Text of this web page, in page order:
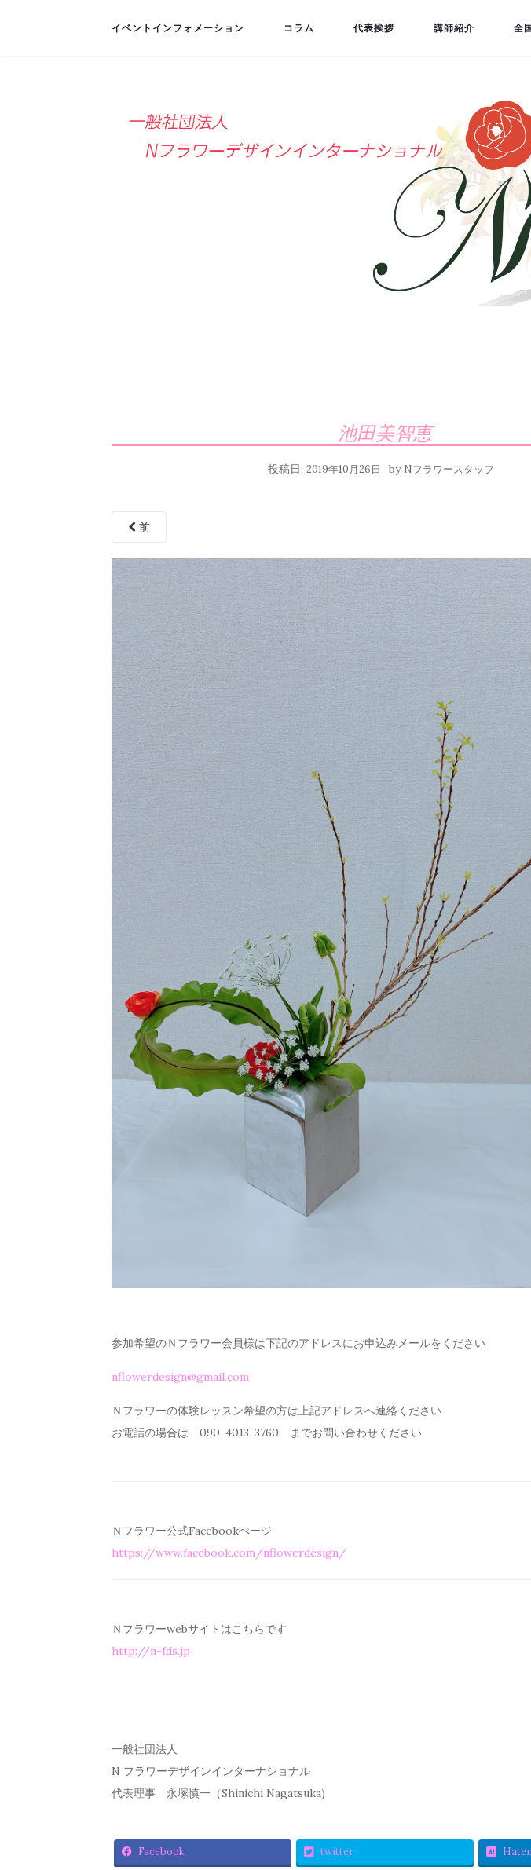
イベントインフォメーション コラム 代表挨拶 講師紹介 全
池田美智恵
投稿日:2019年10月26日 by Nフラワースタッフ
前
参加希望のＮフラワー会員様は下記のアドレスにお申込みメールを ください
nflowerdesign@gmail.com
Ｎフラワーの体験レッスン希望の方は上記アドレスへ連絡ください
お電話の場合は 090-4013-3760 までお問い合わせください
Ｎフラワー公式Facebookぺージ
https://www.facebook.com/nflowerdesign/
Ｎフラワーwebサイトはこちらです
http://n-fds.jp
一般社団法人
N フラワーデザインインターナショナル
代表理事 永塚慎一（Shinichi Nagatsuka)
Facebook twitter